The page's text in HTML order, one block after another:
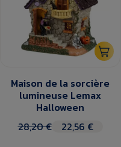
Maison de la sorcière
lumineuse Lemax
Halloween
28,20 €
22,56 €